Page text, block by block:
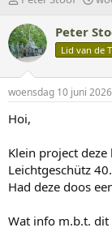
d
e
r
w
r
p
a
r
t
r
a
r
t
a
t
Peter
Lid van de
woensdag 10 juni 2026
Hoi,
Klein project
Leichtgeschütz 40.
Had deze doos
Wat info m.b.t. dit